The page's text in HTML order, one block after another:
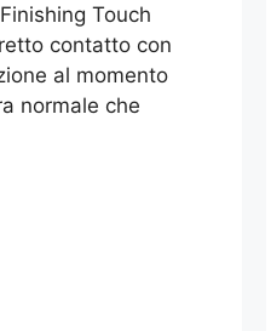
Touch
contatto con
al momento
normale che